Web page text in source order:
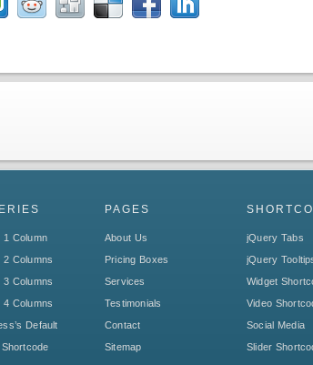
1 Column
2 Columns
3 Columns
4 Columns
Default
PAGES
About Us
Pricing Boxes
Services
Testimonials
Contact
Sitemap
jQuery Tabs
jQuery
Widget
Video
Social Media
Slider